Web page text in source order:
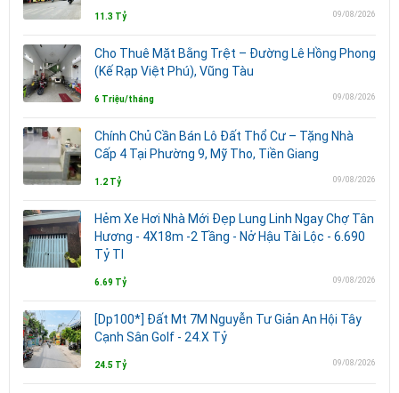
11.3 Tỷ 09/08/2026
Cho Thuê Mặt Bằng Trệt – Đường Lê Hồng Phong
(Kế Rạp Việt Phú), Vũng Tàu
6 Triệu/tháng 09/08/2026
Chính Chủ Cần Bán Lô Đất Thổ Cư – Tặng Nhà
Cấp 4 Tại Phường 9, Mỹ Tho, Tiền Giang
1.2 Tỷ 09/08/2026
Hẻm Xe Hơi Nhà Mới Đẹp Lung Linh Ngay Chợ Tân
Hương - 4X18m -2 Tầng - Nở Hậu Tài Lộc - 6.690
Tỷ Tl
6.69 Tỷ 09/08/2026
[Dp100*] Đất Mt 7M Nguyễn Tư Giản An Hội Tây
Cạnh Sân Golf - 24.X Tỷ
24.5 Tỷ 09/08/2026